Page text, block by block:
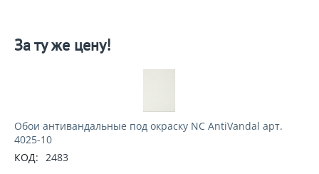
За ту же цену!
Обои антивандальные под окраску NC AntiVandal арт.
4025-10
КОД: 2483